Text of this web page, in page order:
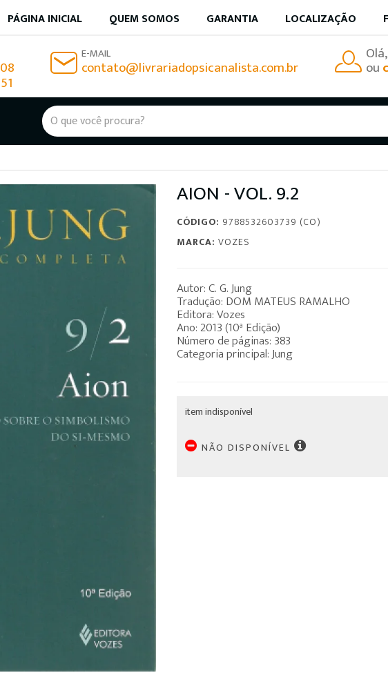
PÁGINA INICIAL QUEM SOMOS GARANTIA LOCALIZAÇÃO
E-MAIL
contato@livrariadopsicanalista.com.br ou
AION - VOL. 9.2
CÓDIGO: 9788532603739 (CO)
MARCA: VOZES
Autor: C. G. Jung
Tradução: DOM MATEUS RAMALHO
Editora: Vozes
Ano: 2013 (10ª Edição)
Número de páginas: 383
Categoria principal: Jung
item indisponível
NÃO DISPONÍVEL